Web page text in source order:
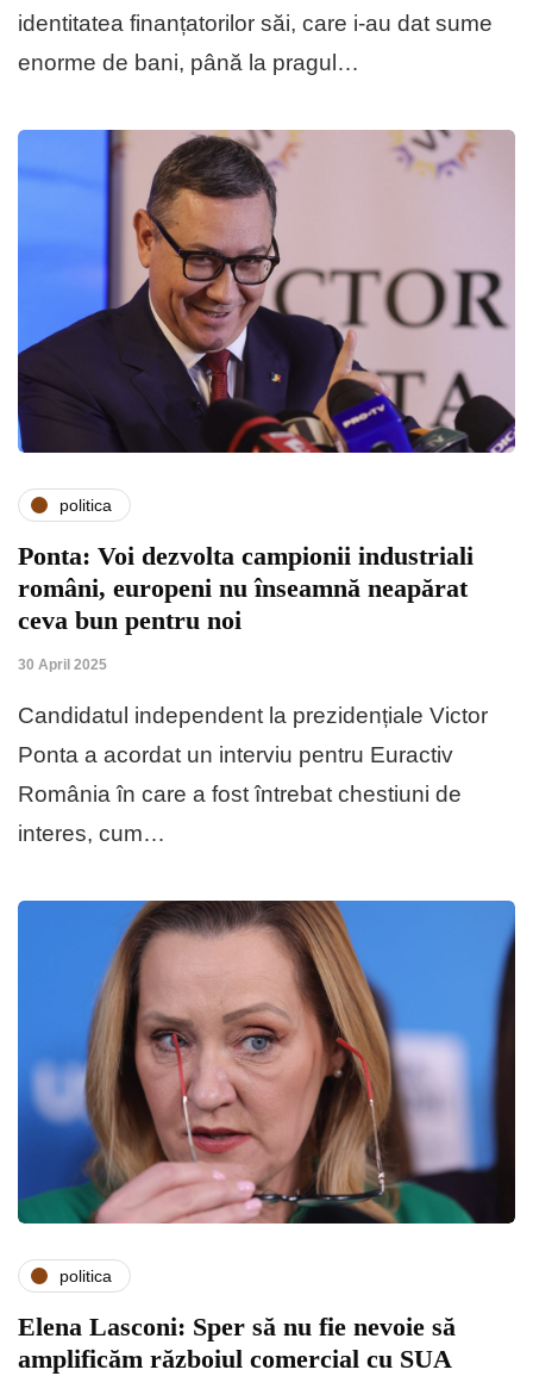
identitatea finanțatorilor săi, care i-au dat sume
enorme de bani, până la pragul…
politica
Ponta: Voi dezvolta campionii industriali
români, europeni nu înseamnă neapărat
ceva bun pentru noi
30 April 2025
Candidatul independent la prezidențiale Victor
Ponta a acordat un interviu pentru Euractiv
România în care a fost întrebat chestiuni de
interes, cum…
politica
Elena Lasconi: Sper să nu fie nevoie să
amplificăm războiul comercial cu SUA